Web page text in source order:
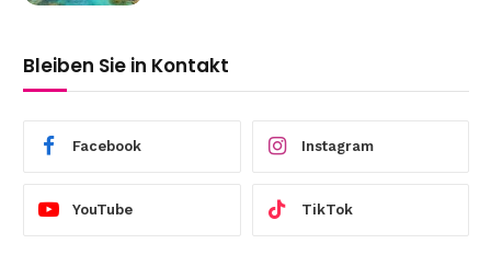
Bleiben Sie in Kontakt
Facebook Instagram
YouTube TikTok